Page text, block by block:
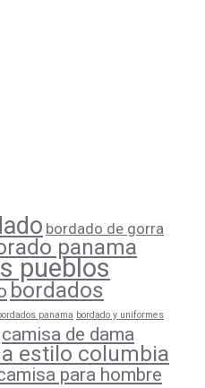
bordado de gorra
panama
pueblos
bordados
panama bordado y uniformes
camisa de dama
estilo columbia
para hombre